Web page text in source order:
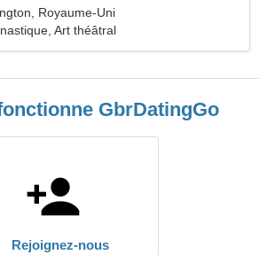
Royaume-Uni
Art théâtral
GbrDatingGo
Rejoignez-nous